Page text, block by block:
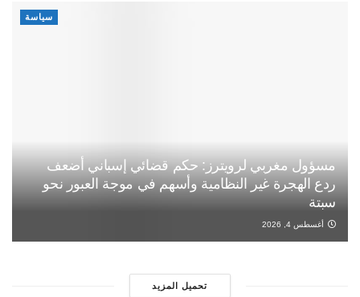
سياسة
مسؤول مغربي لرويترز: حكم قضائي إسباني أضعف
ردع الهجرة غير النظامية وأسهم في موجة العبور نحو
سبتة
أغسطس 4, 2026
تحميل المزيد